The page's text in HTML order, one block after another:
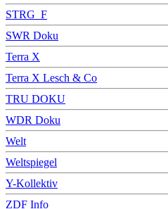
STRG_F
SWR Doku
Terra X
Terra X Lesch & Co
TRU DOKU
WDR Doku
Welt
Weltspiegel
Y-Kollektiv
ZDF Info